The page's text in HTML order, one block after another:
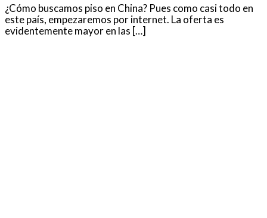
¿Cómo buscamos piso en China? Pues como casi todo en
este país, empezaremos por internet. La oferta es
evidentemente mayor en las […]